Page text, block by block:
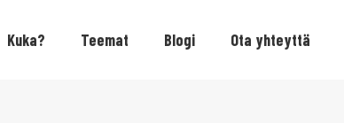
Kuka? Teemat Blogi Ota yhteyttä